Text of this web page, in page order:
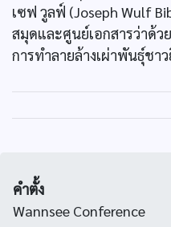
เซฟ วูลฟ์ (Joseph Wulf
สมุดและศูนย์เอกสารว่าด้
การทำลายล้างเผ่าพันธุ์ชา
คำตั้ง
Wannsee Conference